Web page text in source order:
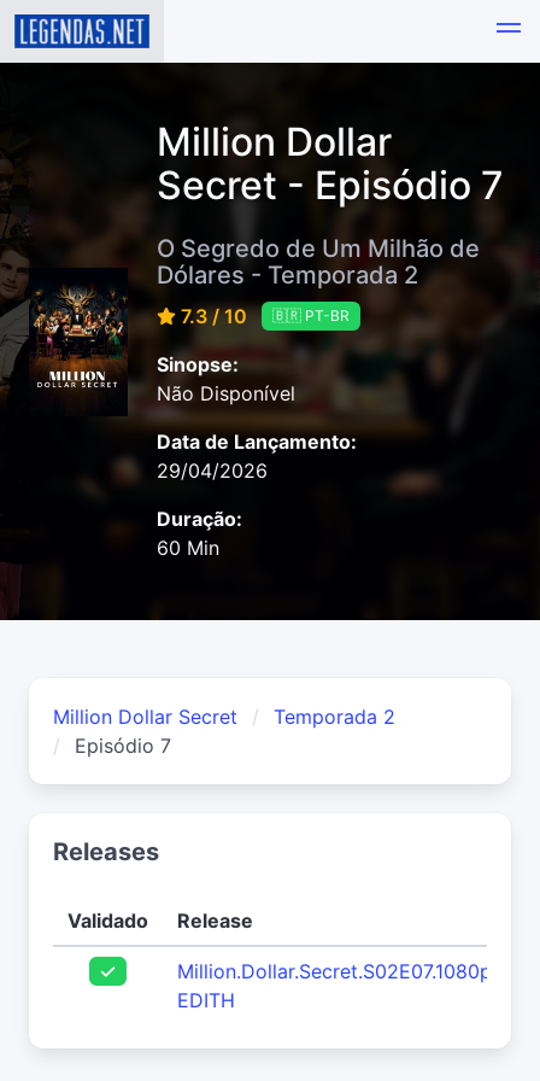
Million Dollar
Secret - Episódio 7
O Segredo de Um Milhão de
Dólares - Temporada 2
7.3 / 10 🇧🇷 PT-BR
Sinopse:
Não Disponível
Data de Lançamento:
29/04/2026
Duração:
60 Min
Million Dollar Secret
Temporada 2
Episódio 7
Releases
Validado Release
EDITH